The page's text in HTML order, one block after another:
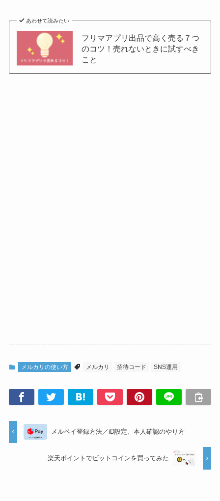
あわせて読みたい
フリマアプリ出品で高く売る７つ
のコツ！売れないときに試すべき
こと
メルカリの使い方 メルカリ 招待コード SNS運用
メルペイ登録方法／iD設定、本人確認のやり方
楽天ポイントでビットコインを買ってみた